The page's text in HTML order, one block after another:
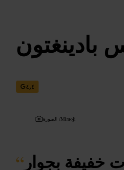
بادينغتون
٤٫٤
الصورة /Mimoji
“خفيفة بجوار